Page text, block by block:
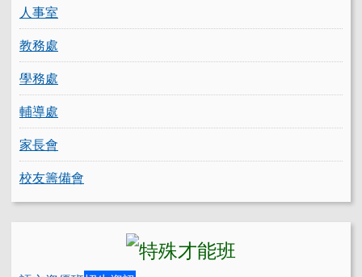
人事室
教務處
學務處
輔導處
家長會
校友籌備會